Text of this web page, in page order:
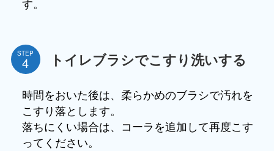
STEP トイレブラシでこすり洗いする
時間をおいた後は、柔らかめのブラシで汚れを
こすり落とします。
落ちにくい場合は、コーラを追加して再度こす
ってください。